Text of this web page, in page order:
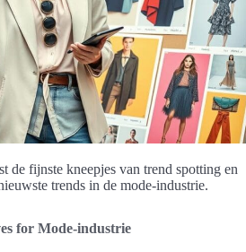
de fijnste kneepjes van trend spotting en
trends in de mode-industrie.
for Mode-industrie